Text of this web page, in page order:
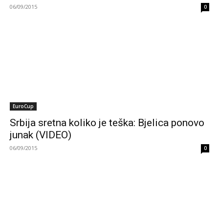
06/09/2015 0
EuroCup
Srbija sretna koliko je teška: Bjelica ponovo
junak (VIDEO)
06/09/2015 0